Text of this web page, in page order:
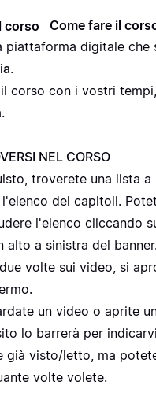
corso
Come fare il
piattaforma digitale che
.
corso con i vostri tempi,
NEL CORSO
troverete una lista a
dei capitoli.
l'elenco cliccando
alto a sinistra del
volte sui video, si
un video o aprite
lo barrerà per indicarvi
già visto/letto, ma
volte volete.